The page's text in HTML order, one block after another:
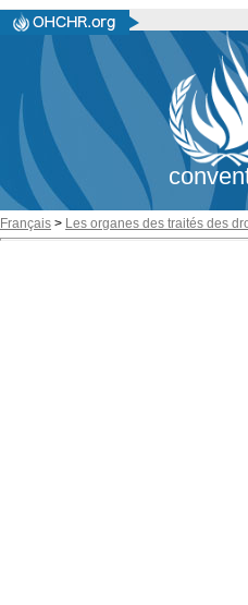
Français > Les organes des traités des